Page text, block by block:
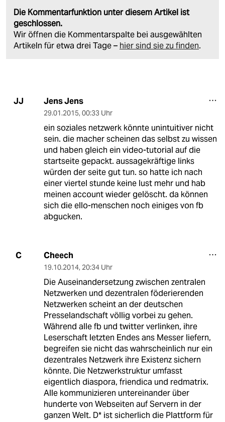
Die Kommentarfunktion unter diesem Artikel ist
geschlossen.
Wir öffnen die Kommentarspalte bei ausgewählten
Artikeln für etwa drei Tage – hier sind sie zu finden.
JJ Jens Jens
29.01.2015, 00:33 Uhr
ein soziales netzwerk könnte unintuitiver nicht
sein. die macher scheinen das selbst zu wissen
und haben gleich ein video-tutorial auf die
startseite gepackt. aussagekräftige links
würden der seite gut tun. so hatte ich nach
einer viertel stunde keine lust mehr und hab
meinen account wieder gelöscht. da können
sich die ello-menschen noch einiges von fb
abgucken.
C Cheech
19.10.2014, 20:34 Uhr
Die Auseinandersetzung zwischen zentralen
Netzwerken und dezentralen föderierenden
Netzwerken scheint an der deutschen
Presselandschaft völlig vorbei zu gehen.
Während alle fb und twitter verlinken, ihre
Leserschaft letzten Endes ans Messer liefern,
begreifen sie nicht das wahrscheinlich nur ein
dezentrales Netzwerk ihre Existenz sichern
könnte. Die Netzwerkstruktur umfasst
eigentlich diaspora, friendica und redmatrix.
Alle kommunizieren untereinander über
hunderte von Webseiten auf Servern in der
ganzen Welt. D* ist sicherlich die Plattform für